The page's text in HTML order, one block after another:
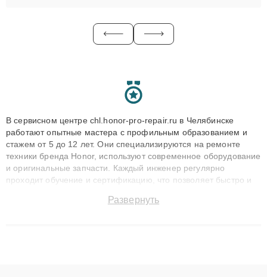
В сервисном центре chl.honor-pro-repair.ru в Челябинске
работают опытные мастера с профильным образованием и
стажем от 5 до 12 лет. Они специализируются на ремонте
техники бренда Honor, используют современное оборудование
и оригинальные запчасти. Каждый инженер регулярно
проходит обучение и сертификацию, что позволяет быстро и
сохранением гарантии до 3 лет. Наши мастера решают
Развернуть